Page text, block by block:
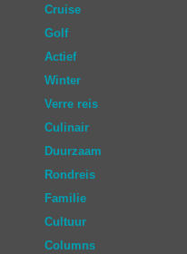
Cruise
Golf
Actief
Winter
Verre reis
Culinair
Duurzaam
Rondreis
Familie
Cultuur
Columns